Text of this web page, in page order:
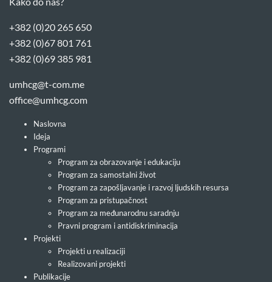
+382 (0)20 265 650
+382 (0)67 801 761
+382 (0)69 385 981
umhcg@t-com.me
office@umhcg.com
Naslovna
Ideja
Programi
Program za obrazovanje i edukaciju
Program za samostalni život
Program za zapošljavanje i razvoj ljudskih resursa
Program za pristupačnost
Program za međunarodnu saradnju
Pravni program i antidiskriminacija
Projekti
Projekti u realizaciji
Realizovani projekti
Publikacije